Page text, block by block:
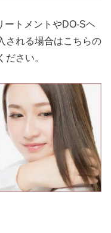
ートメントやDO-Sヘ
される場合はこちらの
さい。